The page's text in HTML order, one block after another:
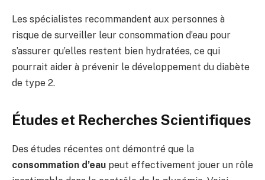
Les spécialistes recommandent aux personnes à
risque de surveiller leur consommation d’eau pour
s’assurer qu’elles restent bien hydratées, ce qui
pourrait aider à prévenir le développement du diabète
de type 2.
Études et Recherches Scientifiques
Des études récentes ont démontré que la
consommation d’eau peut effectivement jouer un rôle